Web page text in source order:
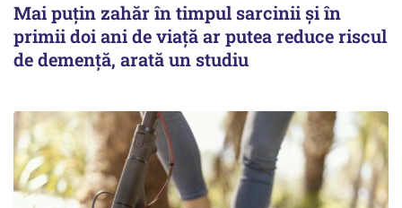
Mai puțin zahăr în timpul sarcinii și în
primii doi ani de viață ar putea reduce riscul
de demență, arată un studiu